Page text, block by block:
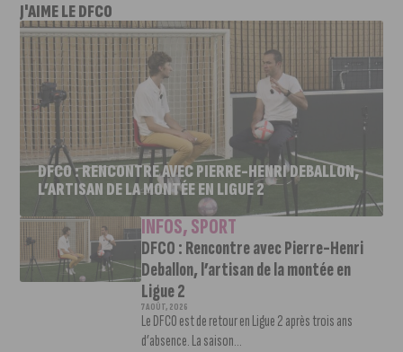
J'AIME LE DFCO
DFCO : RENCONTRE AVEC PIERRE-HENRI DEBALLON,
L’ARTISAN DE LA MONTÉE EN LIGUE 2
INFOS,SPORT
DFCO : Rencontre avec Pierre-Henri
Deballon, l’artisan de la montée en
Ligue 2
7 AOÛT, 2026
Le DFCO est de retour en Ligue 2 après trois ans
d’absence. La saison...